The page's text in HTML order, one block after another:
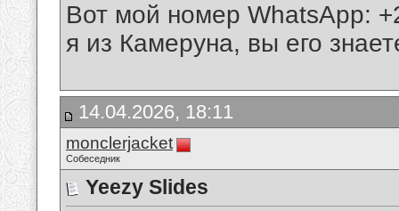
Вот мой номер WhatsApp:
я из Камеруна, вы его
14.04.2026, 18:11
monclerjacket
Собеседник
Yeezy Slides